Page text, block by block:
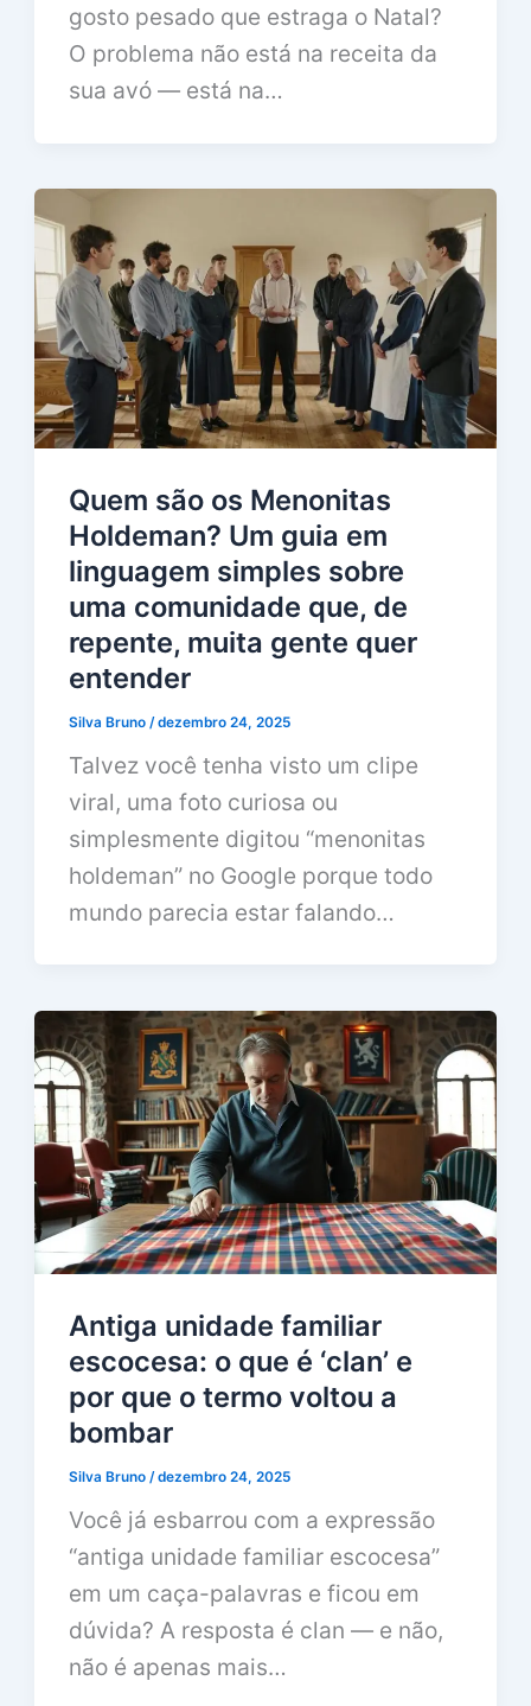
gosto pesado que estraga o Natal?
O problema não está na receita da
sua avó — está na…
Quem são os Menonitas
Holdeman? Um guia em
linguagem simples sobre
uma comunidade que, de
repente, muita gente quer
entender
Silva Bruno /dezembro 24, 2025
Talvez você tenha visto um clipe
viral, uma foto curiosa ou
simplesmente digitou “menonitas
holdeman” no Google porque todo
mundo parecia estar falando…
Antiga unidade familiar
escocesa: o que é ‘clan’ e
por que o termo voltou a
bombar
Silva Bruno/dezembro 24, 2025
Você já esbarrou com a expressão
“antiga unidade familiar escocesa”
em um caça-palavras e ficou em
dúvida? A resposta é clan — e não,
não é apenas mais…